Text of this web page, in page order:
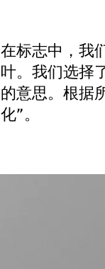
在标志中，我
叶。我们选择
的意思。根据
化”。